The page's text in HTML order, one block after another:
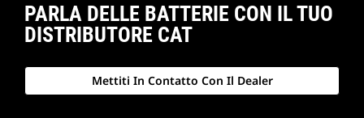
PARLA DELLE BATTERIE CON IL TUO
DISTRIBUTORE CAT
Mettiti In Contatto Con Il Dealer